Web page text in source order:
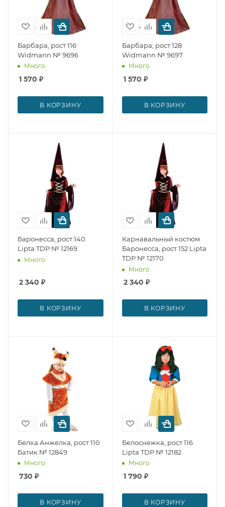
Барбара, рост 116
Widmann № 9696
Много
1 570 ₽
В КОРЗИНУ
Барбара, рост 128
Widmann № 9697
Много
1 570 ₽
В КОРЗИНУ
Баронесса, рост 140
Lipta TDP № 12169
Много
2 340 ₽
В КОРЗИНУ
Карнавальный костюм
Баронесса, рост 152 Lipta
TDP № 12170
Много
2 340 ₽
В КОРЗИНУ
Белка Анжелка, рост 110
Батик № 12849
Много
730 ₽
В КОРЗИНУ
Белоснежка, рост 116
Lipta TDP № 12182
Много
1 790 ₽
В КОРЗИНУ